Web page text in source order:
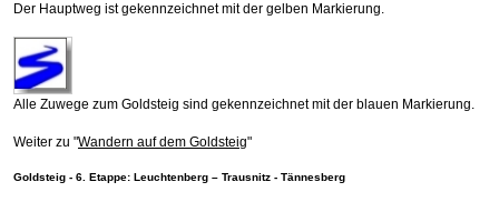
Der Hauptweg ist gekennzeichnet mit der gelben Markierung.
Alle Zuwege zum Goldsteig sind gekennzeichnet mit der blauen Markierung.
Weiter zu "Wandern auf dem Goldsteig"
Goldsteig - 6. Etappe: Leuchtenberg – Trausnitz - Tännesberg